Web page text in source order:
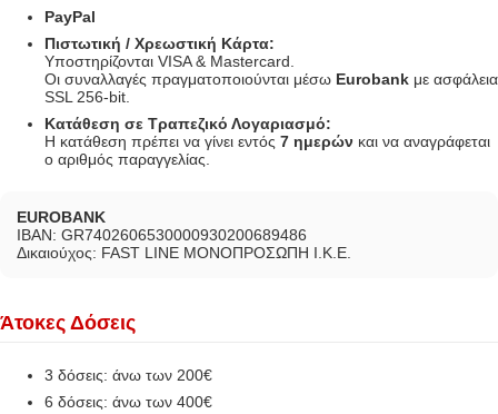
PayPal
Πιστωτική / Χρεωστική Κάρτα:
Υποστηρίζονται VISA & Mastercard.
Οι συναλλαγές πραγματοποιούνται μέσω Eurobank με ασφάλεια
SSL 256-bit.
Κατάθεση σε Τραπεζικό Λογαριασμό:
Η κατάθεση πρέπει να γίνει εντός 7 ημερών και να αναγράφεται
ο αριθμός παραγγελίας.
EUROBANK
IBAN: GR7402606530000930200689486
Δικαιούχος: FAST LINE ΜΟΝΟΠΡΟΣΩΠΗ Ι.Κ.Ε.
Άτοκες Δόσεις
3 δόσεις: άνω των 200€
6 δόσεις: άνω των 400€